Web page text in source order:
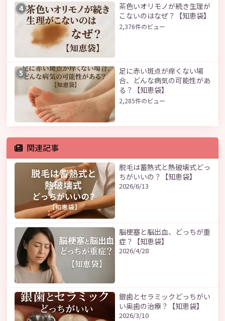
4
茶色いオリモノが続き生理が
こないのはなぜ？【知恵袋】
2,376件のビュー
5
足に赤い斑点が痒くない場
合、どんな病気の可能性があ
る？【知恵袋】
2,285件のビュー
関連記事
脱毛は蓄熱式と熱破壊式どっ
ちがいいの？【知恵袋】
2026/6/13
脳梗塞と脳出血、どっちが重
症？【知恵袋】
2026/4/28
銀歯とセラミックどっちがい
い奥歯の治療？【知恵袋】
2026/3/10